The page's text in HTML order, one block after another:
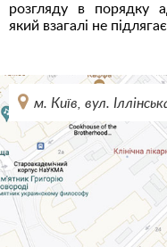
розгляду в порядку
який взагалі не
м. Київ, вул.